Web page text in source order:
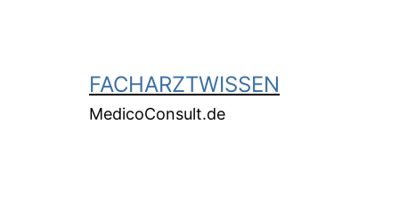
FACHARZTWISSEN
MedicoConsult.de